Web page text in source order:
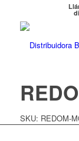
SKU: REDOM-